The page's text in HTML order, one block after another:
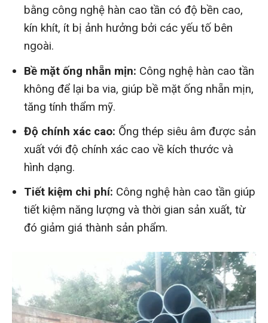
bằng công nghệ hàn cao tần có độ bền cao,
kín khít, ít bị ảnh hưởng bởi các yếu tố bên
ngoài.
Bề mặt ống nhẵn mịn: Công nghệ hàn cao tần
không để lại ba via, giúp bề mặt ống nhẵn mịn,
tăng tính thẩm mỹ.
Độ chính xác cao: Ống thép siêu âm được sản
xuất với độ chính xác cao về kích thước và
hình dạng.
Tiết kiệm chi phí: Công nghệ hàn cao tần giúp
tiết kiệm năng lượng và thời gian sản xuất, từ
đó giảm giá thành sản phẩm.